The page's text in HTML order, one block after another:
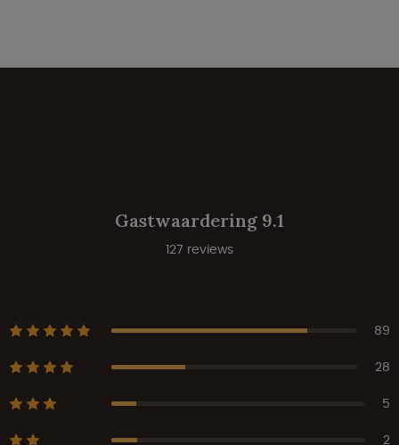
Gastwaardering 9.1
127 reviews
89
28
5
2